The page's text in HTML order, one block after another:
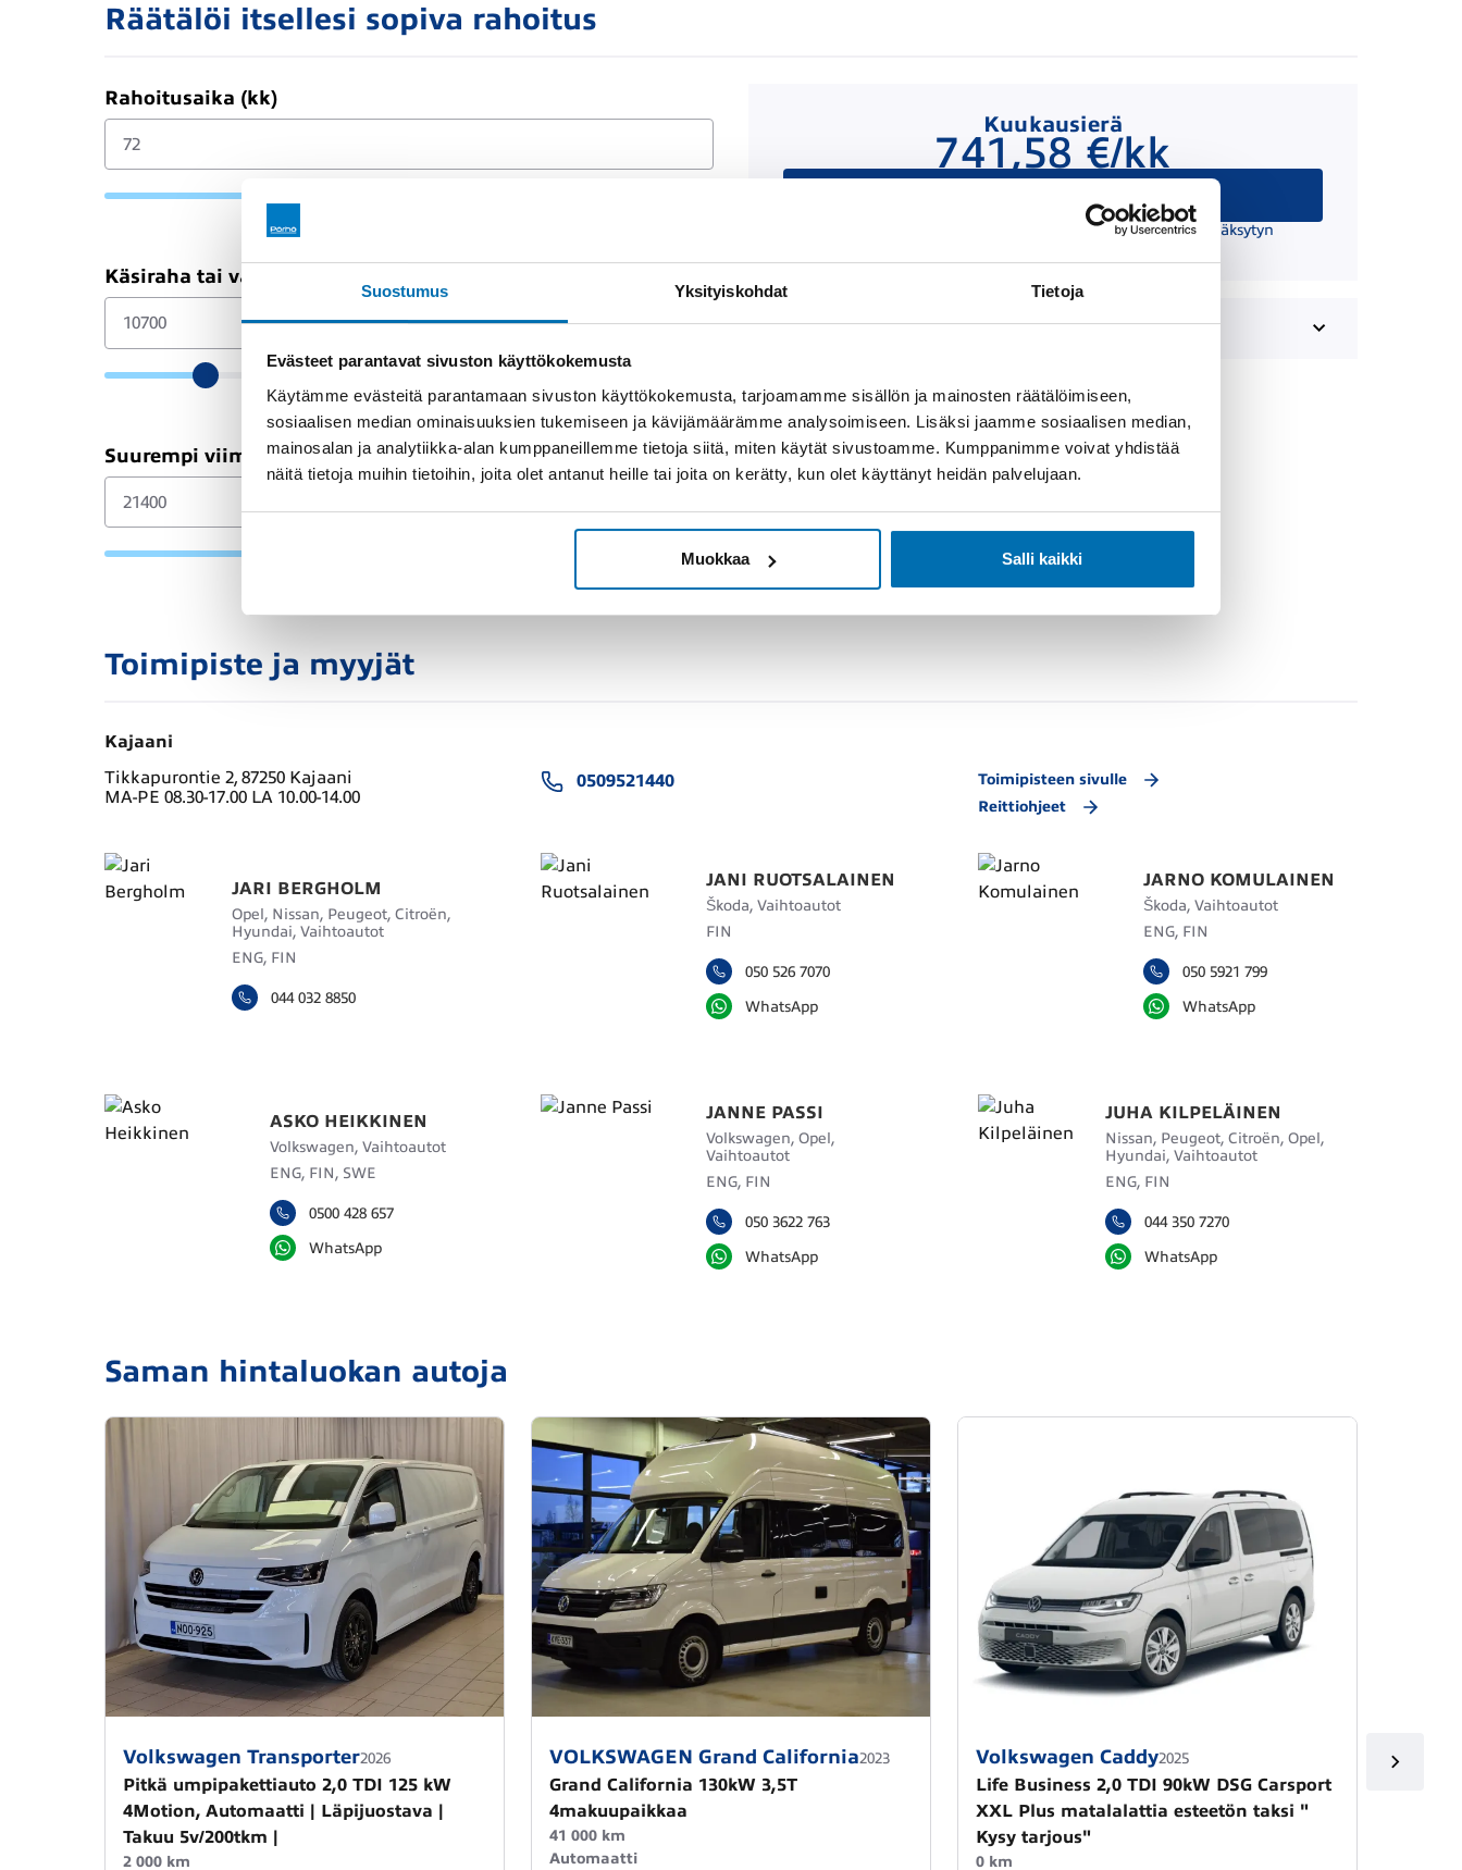
Suostumus Yksityiskohdat Tietoja
Evästeet parantavat sivuston käyttökokemusta
Käytämme evästeitä parantamaan sivuston käyttökokemusta, tarjoamamme sisällön ja mainosten räätälöimiseen,
sosiaalisen median ominaisuuksien tukemiseen ja kävijämäärämme analysoimiseen. Lisäksi jaamme sosiaalisen median,
mainosalan ja analytiikka-alan kumppaneillemme tietoja siitä, miten käytät sivustoamme. Kumppanimme voivat yhdistää
näitä tietoja muihin tietoihin, joita olet antanut heille tai joita on kerätty, kun olet käyttänyt heidän palvelujaan.
Muokkaa Salli kaikki
Räätälöi itsellesi sopiva rahoitus
Rahoitusaika (kk)
Käsiraha tai vaihtoauto (€)
Suurempi viimeinen erä (€)
Kuukausierä
741,58 €/kk
Rahoituslaskelma on suuntaa antava ja edellyttää hyväksytyn
Näytärahoitustiedot
Toimipiste ja myyjät
Kajaani
Tikkapurontie 2, 87250 Kajaani
MA-PE 08.30-17.00 LA 10.00-14.00
0509521440
Toimipisteen sivulle
Reittiohjeet
JARI BERGHOLM
Opel, Nissan, Peugeot, Citroën,
Hyundai, Vaihtoautot
ENG, FIN
044 032 8850
JANI RUOTSALAINEN
Škoda, Vaihtoautot
FIN
050 526 7070
WhatsApp
JARNO KOMULAINEN
Škoda, Vaihtoautot
ENG, FIN
050 5921 799
WhatsApp
ASKO HEIKKINEN
Volkswagen, Vaihtoautot
ENG, FIN, SWE
0500 428 657
WhatsApp
JANNE PASSI
Volkswagen, Opel,
Vaihtoautot
ENG, FIN
050 3622 763
WhatsApp
JUHA KILPELÄINEN
Nissan, Peugeot, Citroën, Opel,
Hyundai, Vaihtoautot
ENG, FIN
044 350 7270
WhatsApp
Saman hintaluokan autoja
Volkswagen Transporter2026
Pitkä umpipakettiauto 2,0 TDI 125 kW
4Motion, Automaatti | Läpijuostava |
Takuu 5v/200tkm |
2 000 km
VOLKSWAGEN Grand California2023
Grand California 130kW 3,5T
4makuupaikkaa
41 000 km
Automaatti
Volkswagen Caddy2025
Life Business 2,0 TDI 90kW DSG Carsport
XXL Plus matalalattia esteetön taksi "
Kysy tarjous"
0 km